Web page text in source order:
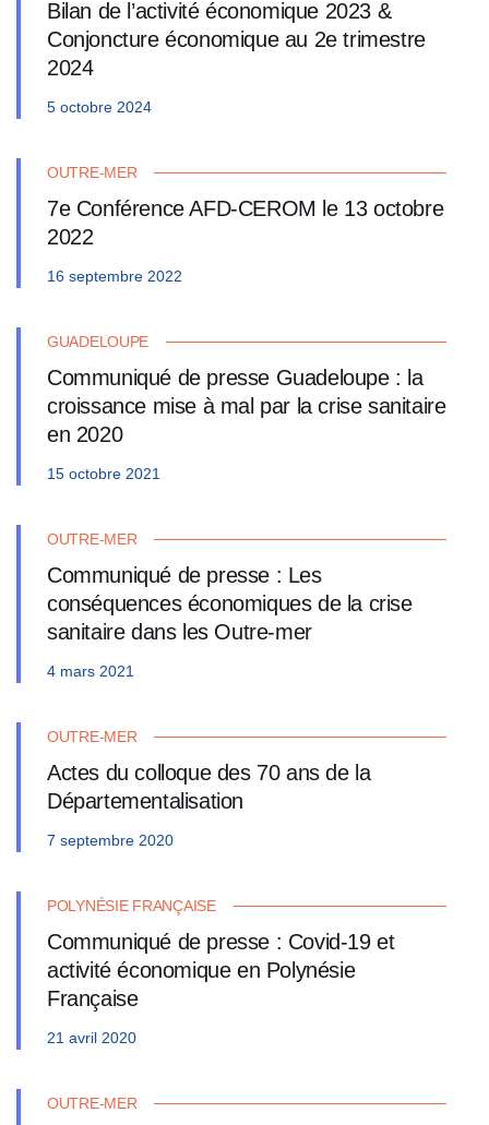
Bilan de l’activité économique 2023 &
Conjoncture économique au 2e trimestre
2024
5 octobre 2024
OUTRE-MER
7e Conférence AFD-CEROM le 13 octobre
2022
16 septembre 2022
GUADELOUPE
Communiqué de presse Guadeloupe : la
croissance mise à mal par la crise sanitaire
en 2020
15 octobre 2021
OUTRE-MER
Communiqué de presse : Les
conséquences économiques de la crise
sanitaire dans les Outre-mer
4 mars 2021
OUTRE-MER
Actes du colloque des 70 ans de la
Départementalisation
7 septembre 2020
POLYNÉSIE FRANÇAISE
Communiqué de presse : Covid-19 et
activité économique en Polynésie
Française
21 avril 2020
OUTRE-MER